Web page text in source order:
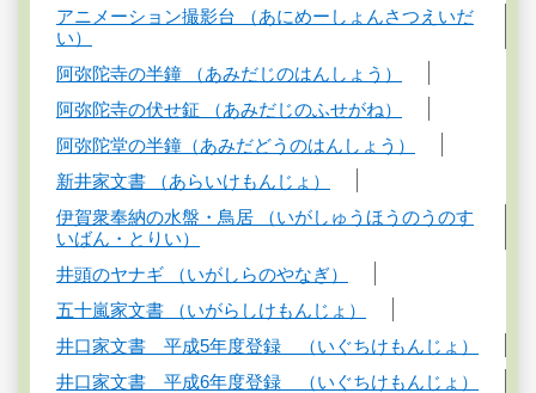
アニメーション撮影台 （あにめーしょんさつえいだ
い）
阿弥陀寺の半鐘 （あみだじのはんしょう）
阿弥陀寺の伏せ鉦 （あみだじのふせがね）
阿弥陀堂の半鐘（あみだどうのはんしょう）
新井家文書 （あらいけもんじょ）
伊賀衆奉納の水盤・鳥居 （いがしゅうほうのうのす
いばん・とりい）
井頭のヤナギ （いがしらのやなぎ）
五十嵐家文書 （いがらしけもんじょ）
井口家文書 平成5年度登録 （いぐちけもんじょ）
井口家文書 平成6年度登録 （いぐちけもんじょ）